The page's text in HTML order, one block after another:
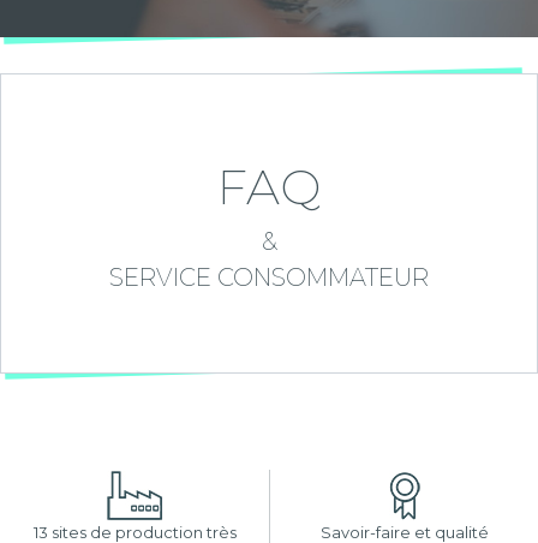
FAQ
&
SERVICE CONSOMMATEUR
13 sites de production très
Savoir-faire et qualité